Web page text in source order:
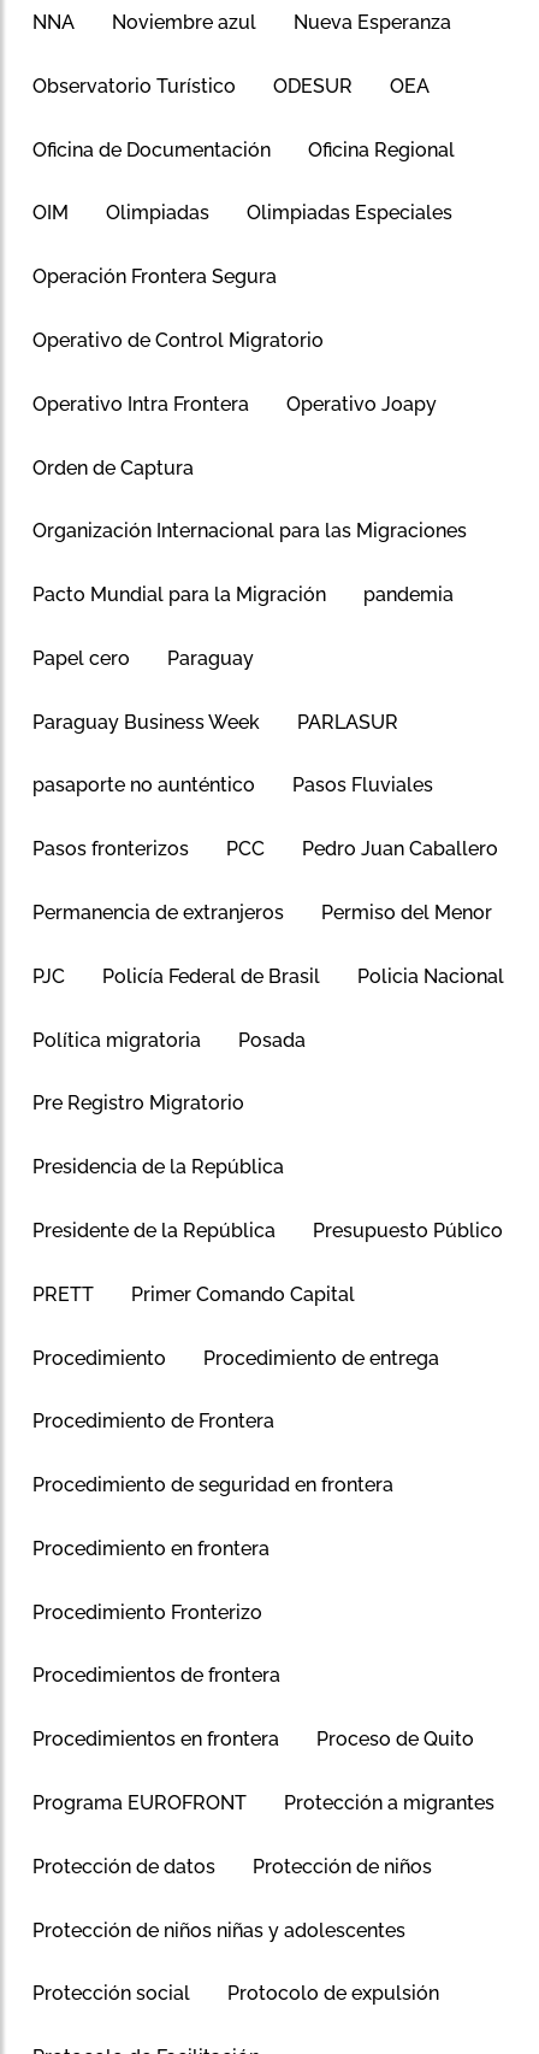
NNA Noviembre azul Nueva Esperanza
Observatorio Turístico ODESUR OEA
Oficina de Documentación Oficina Regional
OIM Olimpiadas Olimpiadas Especiales
Operación Frontera Segura
Operativo de Control Migratorio
Operativo Intra Frontera Operativo Joapy
Orden de Captura
Organización Internacional para las Migraciones
Pacto Mundial para la Migración pandemia
Papel cero Paraguay
Paraguay Business Week PARLASUR
pasaporte no aunténtico Pasos Fluviales
Pasos fronterizos PCC Pedro Juan Caballero
Permanencia de extranjeros Permiso del Menor
PJC Policía Federal de Brasil Policia Nacional
Política migratoria Posada
Pre Registro Migratorio
Presidencia de la República
Presidente de la República Presupuesto Público
PRETT Primer Comando Capital
Procedimiento Procedimiento de entrega
Procedimiento de Frontera
Procedimiento de seguridad en frontera
Procedimiento en frontera
Procedimiento Fronterizo
Procedimientos de frontera
Procedimientos en frontera Proceso de Quito
Programa EUROFRONT Protección a migrantes
Protección de datos Protección de niños
Protección de niños niñas y adolescentes
Protección social Protocolo de expulsión